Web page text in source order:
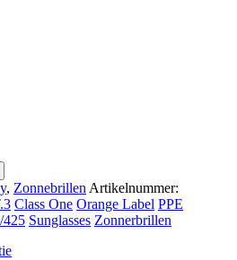
, Zonnebrillen Artikelnummer:
Class One Orange Label PPE
Sunglasses Zonnerbrillen